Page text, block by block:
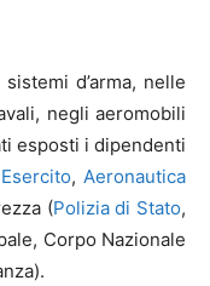
d’arma, nelle
negli aeromobili
esposti i dipendenti
Esercito, Aeronautica
(Polizia di Stato,
Corpo Nazionale